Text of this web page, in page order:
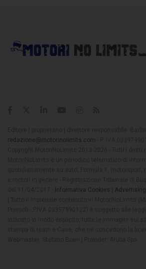
redazione@motorinolimits.com
Informativa Cookies Advertising